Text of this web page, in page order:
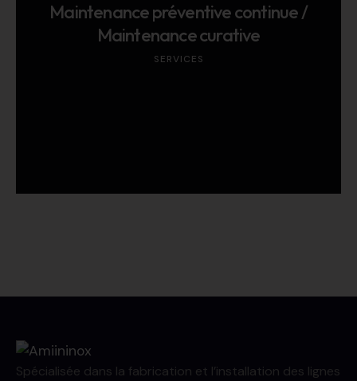
Maintenance préventive continue /
Maintenance curative
SERVICES
Spécialisée dans la fabrication et l’installation des lignes